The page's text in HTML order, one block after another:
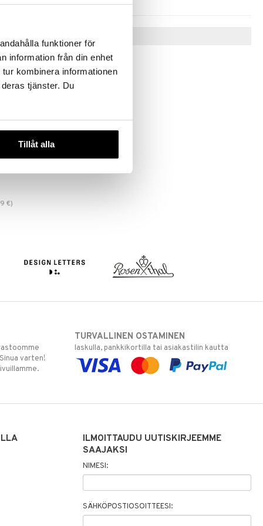
funktioner för
information från din enhet
kombinera informationen
tjänster. Du
Tillåt alla
€)
-32%
varten!
TURVALLINEN OSTAMINEN
laskulla, pankkikortilla tai asiakastilin kautta
ILMOITTAUDU UUTISKIRJEEMME
SAAJAKSI
NIMESI:
SÄHKÖPOSTIOSOITTEESI: